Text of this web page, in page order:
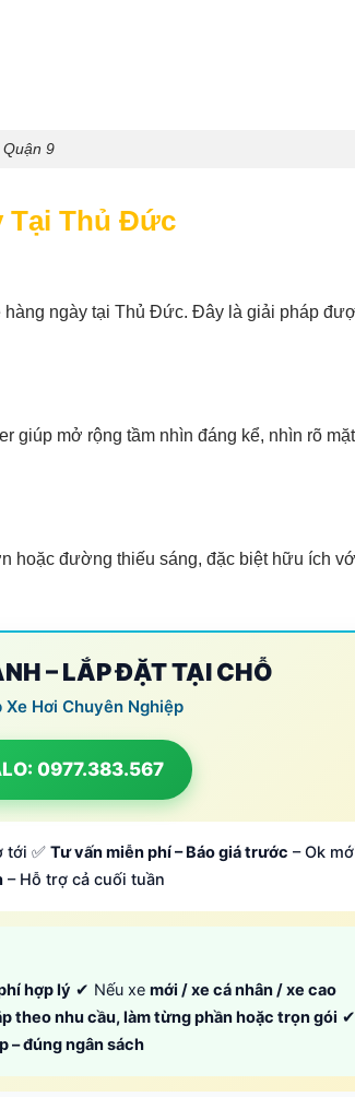
9
Tại Thủ Đức
hàng ngày tại Thủ Đức. Đây là giải pháp
giúp mở rộng tầm nhìn đáng kể, nhìn rõ mặt
hoặc đường thiếu sáng, đặc biệt hữu ích
– LẮP ĐẶT TẠI CHỖ
Hơi Chuyên Nghiệp
0977.383.567
tới ✅ Tư vấn miễn phí – Báo giá trước – Ok
– Hỗ trợ cả cuối tuần
hợp lý ✔ Nếu xe mới / xe cá nhân / xe cao
theo nhu cầu, làm từng phần hoặc trọn gói ✔
– đúng ngân sách